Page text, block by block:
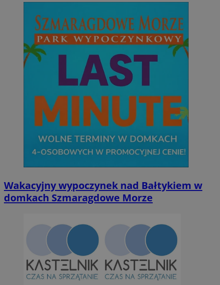
Wakacyjny wypoczynek nad Bałtykiem w
domkach Szmaragdowe Morze